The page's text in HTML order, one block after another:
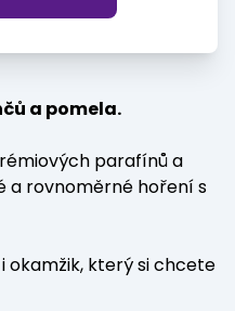
a pomela.
parafínů a
a rovnoměrné hoření s
okamžik, který si chcete